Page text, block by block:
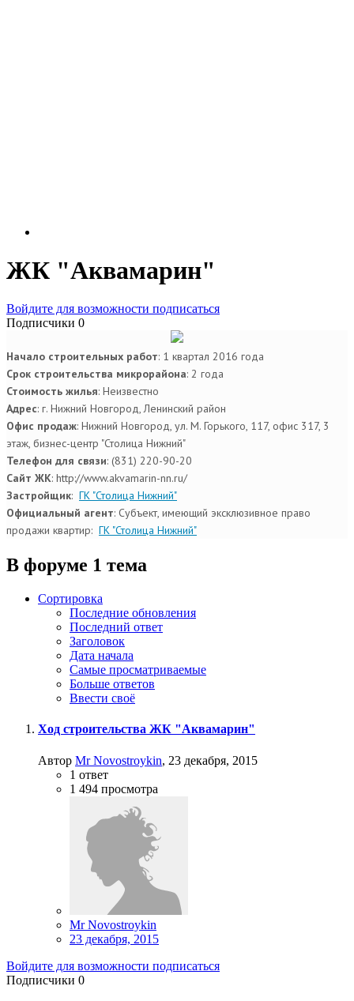
ЖК "Аквамарин"
Войдите для возможности подписаться
Подписчики 0
Начало строительных работ: 1 квартал 2016 года
Срок строительства микрорайона: 2 года
Стоимость жилья: Неизвестно
Адрес: г. Нижний Новгород, Ленинский район
Офис продаж: Нижний Новгород, ул. М. Горького, 117, офис 317, 3
этаж, бизнес-центр "Столица Нижний"
Телефон для связи: (831) 220-90-20
Сайт ЖК: http://www.akvamarin-nn.ru/
Застройщик: ГК "Столица Нижний"
Официальный агент: Субъект, имеющий эксклюзивное право
продажи квартир: ГК "Столица Нижний"
В форуме 1 тема
Сортировка
Последние обновления
Последний ответ
Заголовок
Дата начала
Самые просматриваемые
Больше ответов
Ввести своё
Ход строительства ЖК "Аквамарин"
Автор Mr Novostroykin, 23 декабря, 2015
1 ответ
1 494 просмотра
Mr Novostroykin
23 декабря, 2015
Войдите для возможности подписаться
Подписчики 0